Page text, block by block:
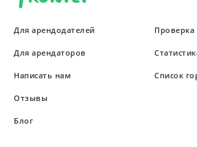
Для арендодателей
Для арендаторов
Написать нам
Отзывы
Блог
Список